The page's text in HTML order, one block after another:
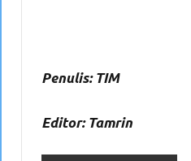
Penulis: TIM
Editor: Tamrin